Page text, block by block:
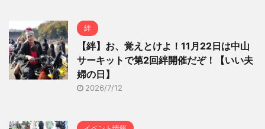
絆
【絆】お、覚えとけよ！11月22日は中山
サーキットで第2回絆開催だぞ！【いい夫
婦の日】
2026/7/12